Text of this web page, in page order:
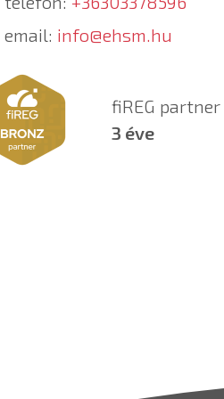
email: info@ehsm.hu
fiREG partner
3 éve